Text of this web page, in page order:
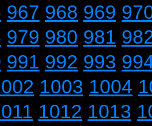
967 968 969
979 980 981
991 992 993
1003 1004
1012 1013